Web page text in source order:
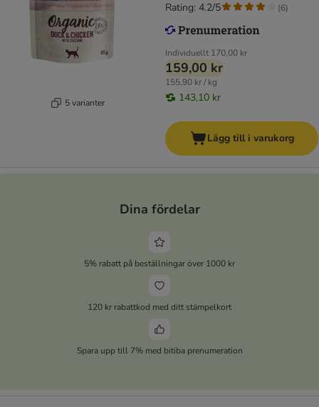
5 varianter
Individuellt 170,00 kr
159,00 kr
155,90 kr / kg
143,10 kr
Rating: 4.2/5 (6)
Lägg till i varukorg
Dina fördelar
5% rabatt på beställningar över 1000 kr
120 kr rabattkod med ditt stämpelkort
Spara upp till 7% med bitiba prenumeration